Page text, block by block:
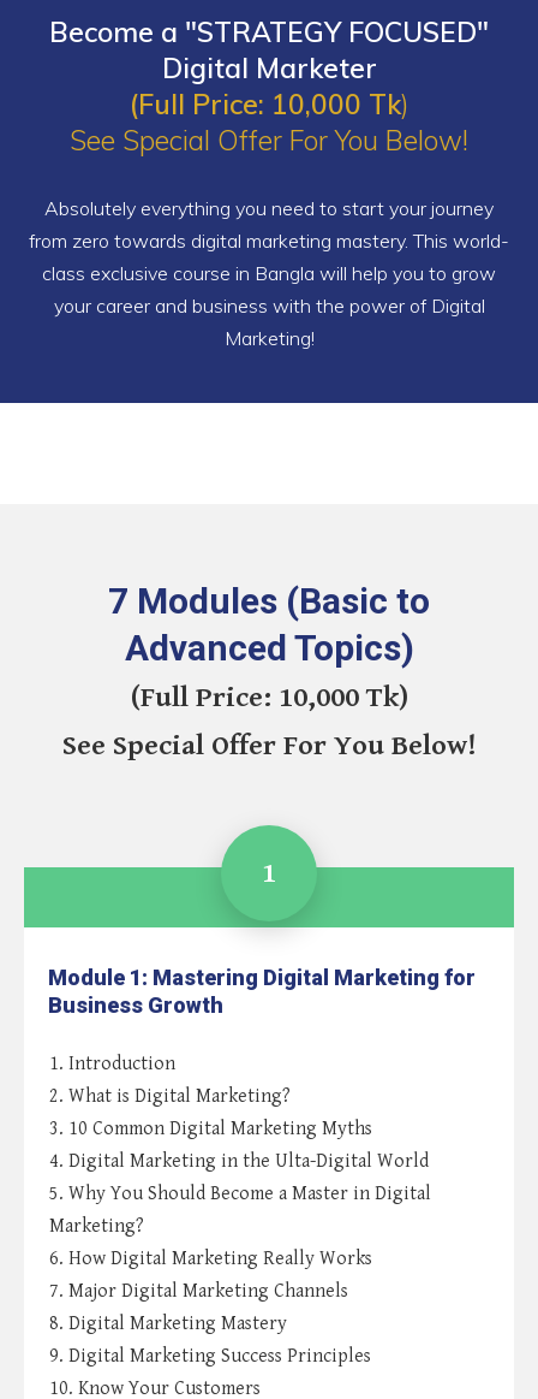
Become a "STRATEGY FOCUSED"
Digital Marketer
(Full Price: 10,000 Tk)
See Special Offer For You Below!
Absolutely everything you need to start your journey
from zero towards digital marketing mastery. This world-
class exclusive course in Bangla will help you to grow
your career and business with the power of Digital
Marketing!
7 Modules (Basic to
Advanced Topics)
(Full Price: 10,000 Tk)
See Special Offer For You Below!
1
Module 1: Mastering Digital Marketing for
Business Growth
1. Introduction
2. What is Digital Marketing?
3. 10 Common Digital Marketing Myths
4. Digital Marketing in the Ulta-Digital World
5. Why You Should Become a Master in Digital
Marketing?
6. How Digital Marketing Really Works
7. Major Digital Marketing Channels
8. Digital Marketing Mastery
9. Digital Marketing Success Principles
10. Know Your Customers